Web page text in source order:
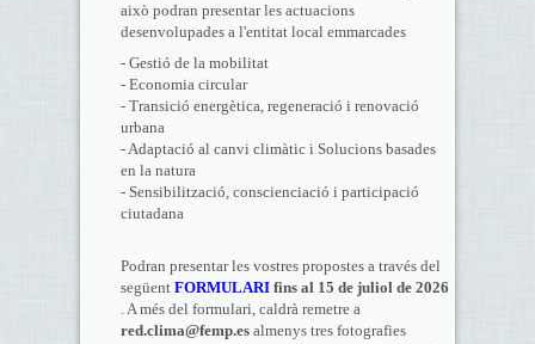
això podran presentar les actuacions
desenvolupades a l'entitat local emmarcades
- Gestió de la mobilitat
- Economia circular
- Transició energètica, regeneració i renovació
urbana
- Adaptació al canvi climàtic i Solucions basades
en la natura
- Sensibilització, conscienciació i participació
ciutadana
Podran presentar les vostres propostes a través del
següent FORMULARI fins al 15 de juliol de 2026
. A més del formulari, caldrà remetre a
red.clima@femp.esalmenys tres fotografies